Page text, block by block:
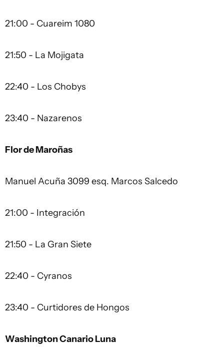
21:00 - Cuareim 1080
21:50 - La Mojigata
22:40 - Los Chobys
23:40 - Nazarenos
Flor de Maroñas
Manuel Acuña 3099 esq. Marcos Salcedo
21:00 - Integración
21:50 - La Gran Siete
22:40 - Cyranos
23:40 - Curtidores de Hongos
Washington Canario Luna